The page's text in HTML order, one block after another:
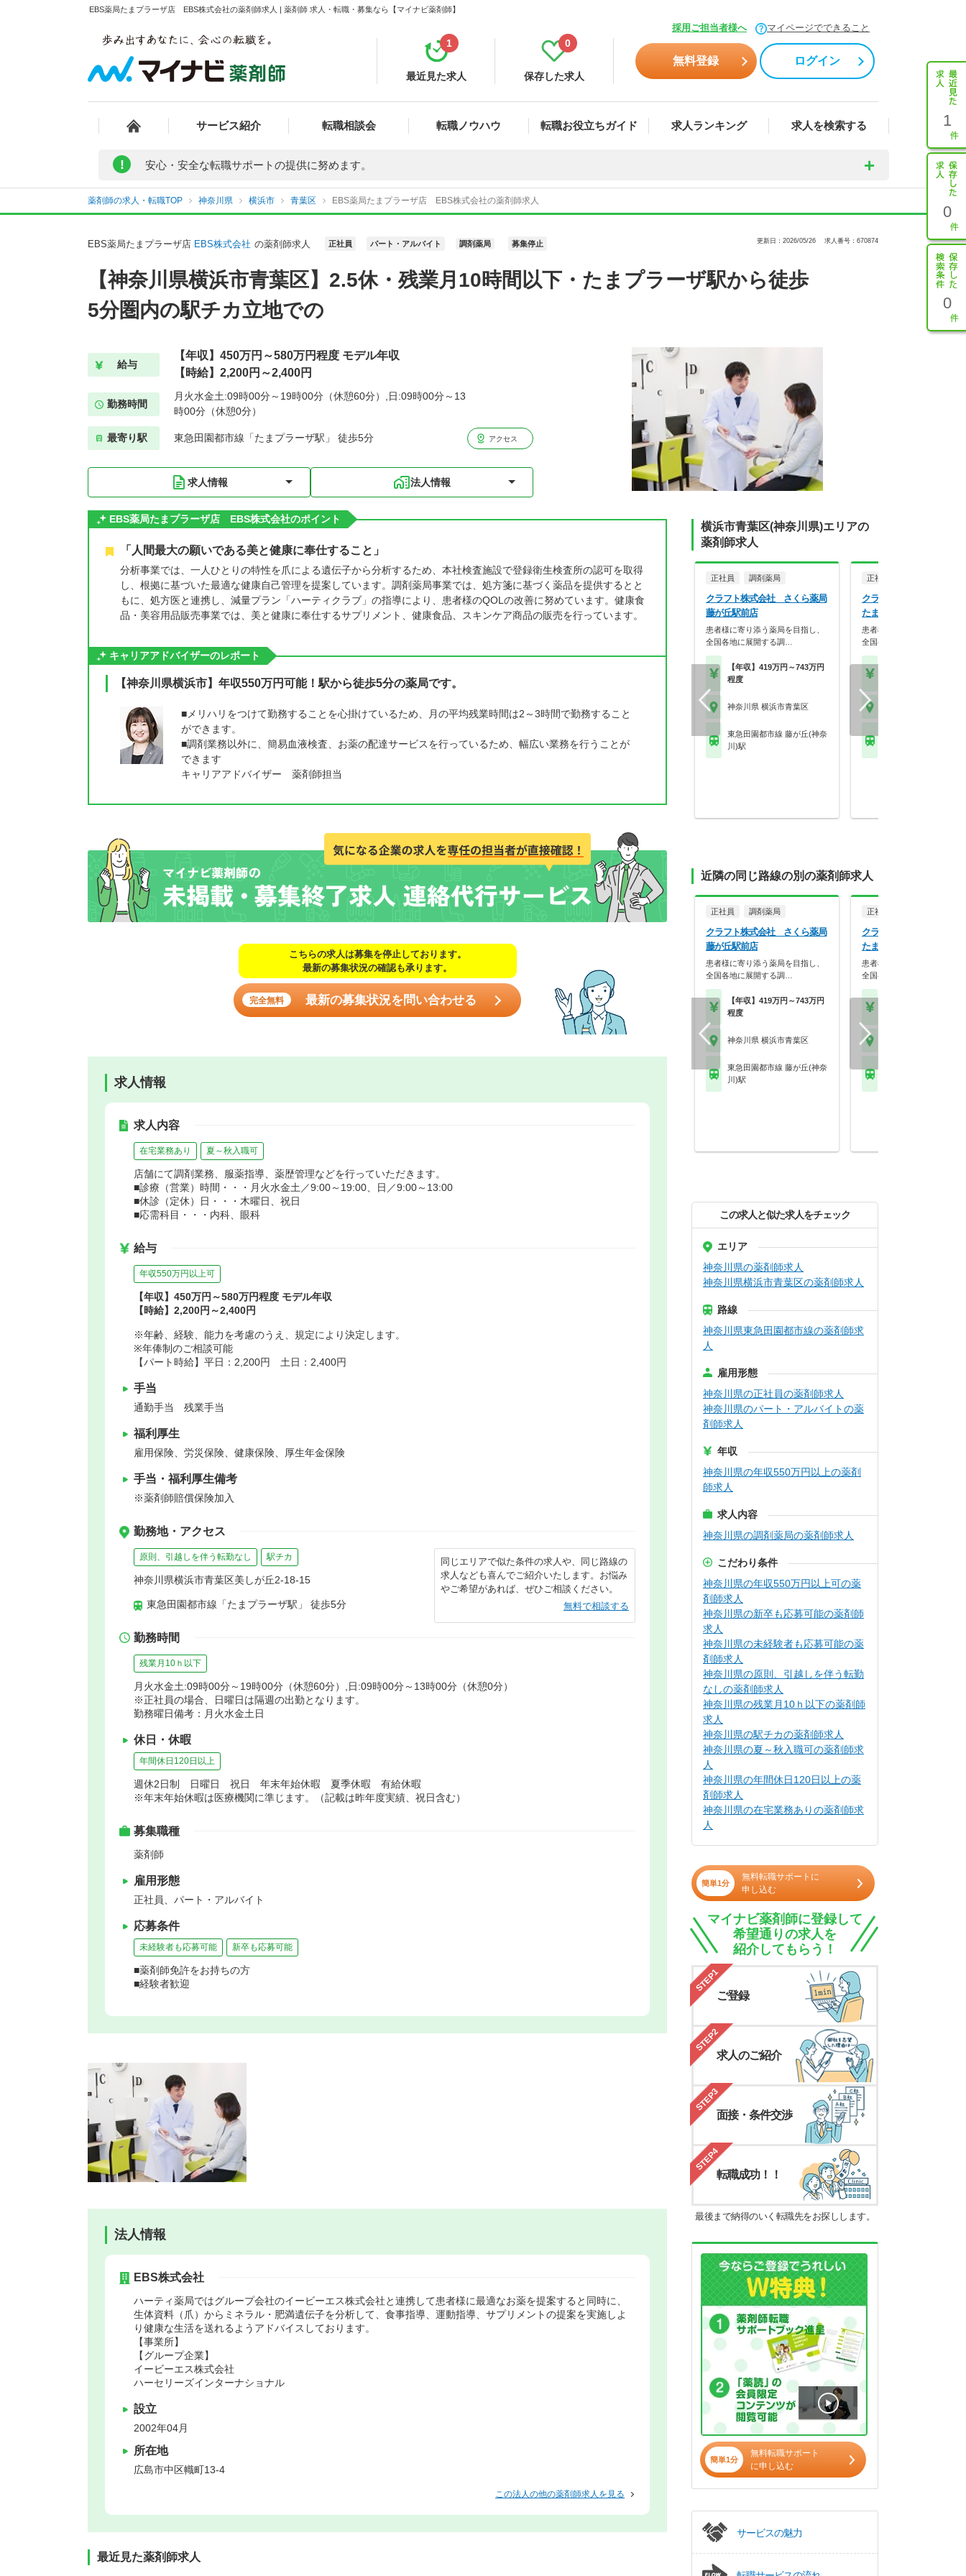
EBS薬局たまプラーザ店 EBS株式会社の薬剤師求人 | 薬剤師 求人・転職・募集なら【マイナビ薬剤師】
採用ご担当者様へ マイページでできること
最近見た求人
1
保存した求人
0
無料登録 ログイン
サービス紹介 転職相談会 転職ノウハウ 転職お役立ちガイド 求人ランキング 求人を検索する 1
0
0
! 安心・安全な転職サポートの提供に努めます。
薬剤師の求人・転職TOP 神奈川県 横浜市 青葉区 EBS薬局たまプラーザ店 EBS株式会社の薬剤師求人
EBS薬局たまプラーザ店 EBS株式会社 の薬剤師求人 正社員 パート・アルバイト 調剤薬局 募集停止 更新日：2026/05/26 求人番号：670874
【神奈川県横浜市青葉区】2.5休・残業月10時間以下・たまプラーザ駅から徒歩
5分圏内の駅チカ立地での
給与
【年収】450万円～580万円程度 モデル年収
【時給】2,200円～2,400円
勤務時間
月火水金土:09時00分～19時00分（休憩60分）,日:09時00分～13
時00分（休憩0分）
最寄り駅 東急田園都市線「たまプラーザ駅」 徒歩5分 アクセス
求人情報 法人情報
EBS薬局たまプラーザ店 EBS株式会社のポイント
「人間最大の願いである美と健康に奉仕すること」
分析事業では、一人ひとりの特性を爪による遺伝子から分析するため、本社検査施設で登録衛生検査所の認可を取得
し、根拠に基づいた最適な健康自己管理を提案しています。調剤薬局事業では、処方箋に基づく薬品を提供するとと
もに、処方医と連携し、減量プラン「ハーティクラブ」の指導により、患者様のQOLの改善に努めています。健康食
品・美容用品販売事業では、美と健康に奉仕するサプリメント、健康食品、スキンケア商品の販売を行っています。
キャリアアドバイザーのレポート
【神奈川県横浜市】年収550万円可能！駅から徒歩5分の薬局です。
■メリハリをつけて勤務することを心掛けているため、月の平均残業時間は2～3時間で勤務すること
ができます。
■調剤業務以外に、簡易血液検査、お薬の配達サービスを行っているため、幅広い業務を行うことが
できます
キャリアアドバイザー 薬剤師担当
こちらの求人は募集を停止しております。
最新の募集状況の確認も承ります。
完全無料 最新の募集状況を問い合わせる
求人情報
求人内容
在宅業務あり 夏～秋入職可
店舗にて調剤業務、服薬指導、薬歴管理などを行っていただきます。
■診療（営業）時間・・・月火水金土／9:00～19:00、日／9:00～13:00
■休診（定休）日・・・木曜日、祝日
■応需科目・・・内科、眼科
給与
年収550万円以上可
【年収】450万円～580万円程度 モデル年収
【時給】2,200円～2,400円
※年齢、経験、能力を考慮のうえ、規定により決定します。
※年俸制のご相談可能
【パート時給】平日：2,200円 土日：2,400円
手当
通勤手当 残業手当
福利厚生
雇用保険、労災保険、健康保険、厚生年金保険
手当・福利厚生備考
※薬剤師賠償保険加入
勤務地・アクセス
原則、引越しを伴う転勤なし 駅チカ
神奈川県横浜市青葉区美しが丘2-18-15
東急田園都市線「たまプラーザ駅」 徒歩5分
同じエリアで似た条件の求人や、同じ路線の
求人なども喜んでご紹介いたします。お悩み
やご希望があれば、ぜひご相談ください。
無料で相談する
勤務時間
残業月10ｈ以下
月火水金土:09時00分～19時00分（休憩60分）,日:09時00分～13時00分（休憩0分）
※正社員の場合、日曜日は隔週の出勤となります。
勤務曜日備考：月火水金土日
休日・休暇
年間休日120日以上
週休2日制 日曜日 祝日 年末年始休暇 夏季休暇 有給休暇
※年末年始休暇は医療機関に準じます。（記載は昨年度実績、祝日含む）
募集職種
薬剤師
雇用形態
正社員、パート・アルバイト
応募条件
未経験者も応募可能 新卒も応募可能
■薬剤師免許をお持ちの方
■経験者歓迎
法人情報
EBS株式会社
ハーティ薬局ではグループ会社のイービーエス株式会社と連携して患者様に最適なお薬を提案すると同時に、
生体資料（爪）からミネラル・肥満遺伝子を分析して、食事指導、運動指導、サプリメントの提案を実施しよ
り健康な生活を送れるようアドバイスしております。
【事業所】
【グループ企業】
イービーエス株式会社
ハーセリーズインターナショナル
設立
2002年04月
所在地
広島市中区幟町13-4
この法人の他の薬剤師求人を見る
最近見た薬剤師求人
横浜市青葉区(神奈川県)エリアの
薬剤師求人
正社員 調剤薬局
クラフト株式会社 さくら薬局
藤が丘駅前店
患者様に寄り添う薬局を目指し、
全国各地に展開する調…
【年収】419万円～743万円
程度
神奈川県 横浜市青葉区
東急田園都市線 藤が丘(神奈
川)駅
正社員
クラフト株式会社 飯田
たまプラーザ店
患者様に寄り添う薬局を目
全国各地に展開する調…
近隣の同じ路線の別の薬剤師求人
正社員 調剤薬局
クラフト株式会社 さくら薬局
藤が丘駅前店
患者様に寄り添う薬局を目指し、
全国各地に展開する調…
【年収】419万円～743万円
程度
神奈川県 横浜市青葉区
東急田園都市線 藤が丘(神奈
川)駅
正社員
クラフト株式会社 飯田
たまプラーザ店
患者様に寄り添う薬局を目
全国各地に展開する調…
この求人と似た求人をチェック
エリア
神奈川県の薬剤師求人
神奈川県横浜市青葉区の薬剤師求人
路線
神奈川県東急田園都市線の薬剤師求
人
雇用形態
神奈川県の正社員の薬剤師求人
神奈川県のパート・アルバイトの薬
剤師求人
年収
神奈川県の年収550万円以上の薬剤
師求人
求人内容
神奈川県の調剤薬局の薬剤師求人
こだわり条件
神奈川県の年収550万円以上可の薬
剤師求人
神奈川県の新卒も応募可能の薬剤師
求人
神奈川県の未経験者も応募可能の薬
剤師求人
神奈川県の原則、引越しを伴う転勤
なしの薬剤師求人
神奈川県の残業月10ｈ以下の薬剤師
求人
神奈川県の駅チカの薬剤師求人
神奈川県の夏～秋入職可の薬剤師求
人
神奈川県の年間休日120日以上の薬
剤師求人
神奈川県の在宅業務ありの薬剤師求
人
簡単1分
無料転職サポートに
申し込む
マイナビ薬剤師に登録して
希望通りの求人を
紹介してもらう！
STEP1
ご登録
STEP2
求人のご紹介
STEP3
面接・条件交渉
STEP4
転職成功！！
最後まで納得のいく転職先をお探しします。
簡単1分
無料転職サポート
に申し込む
サービスの魅力